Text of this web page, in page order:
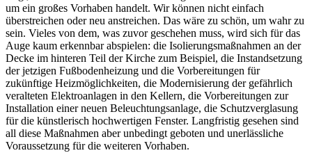
um ein großes Vorhaben handelt. Wir können nicht einfach
überstreichen oder neu anstreichen. Das wäre zu schön, um wahr zu
sein. Vieles von dem, was zuvor geschehen muss, wird sich für das
Auge kaum erkennbar abspielen: die Isolierungsmaßnahmen an der
Decke im hinteren Teil der Kirche zum Beispiel, die Instandsetzung
der jetzigen Fußbodenheizung und die Vorbereitungen für
zukünftige Heizmöglichkeiten, die Modernisierung der gefährlich
veralteten Elektroanlagen in den Kellern, die Vorbereitungen zur
Installation einer neuen Beleuchtungsanlage, die Schutzverglasung
für die künstlerisch hochwertigen Fenster. Langfristig gesehen sind
all diese Maßnahmen aber unbedingt geboten und unerlässliche
Voraussetzung für die weiteren Vorhaben.